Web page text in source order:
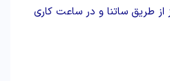
از طریق ساتنا و در ساعت کاری